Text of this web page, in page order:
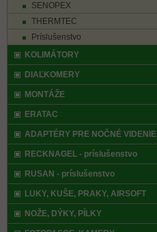
SENOPEX
THERMTEC
Príslušenstvo
KOLIMÁTORY
DIAĽKOMERY
MONTÁŽE
ERATAC
ADAPTÉRY PRE NOČNÉ VIDENIE
RECKNAGEL - príslušenstvo
RUSAN - príslušenstvo
LUKY, KUŠE, PRAKY, AIRSOFT
NOŽE, DÝKY, PÍLKY